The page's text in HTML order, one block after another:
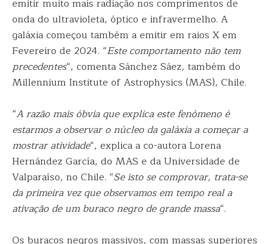
emitir muito mais radiação nos comprimentos de
onda do ultravioleta, óptico e infravermelho. A
galáxia começou também a emitir em raios X em
Fevereiro de 2024. “Este comportamento não tem
precedentes“, comenta Sánchez Sáez, também do
Millennium Institute of Astrophysics (MAS), Chile.
“A razão mais óbvia que explica este fenómeno é
estarmos a observar o núcleo da galáxia a começar a
mostrar atividade“, explica a co-autora Lorena
Hernández García, do MAS e da Universidade de
Valparaíso, no Chile. “Se isto se comprovar, trata-se
da primeira vez que observamos em tempo real a
ativação de um buraco negro de grande massa“.
Os buracos negros massivos, com massas superiores